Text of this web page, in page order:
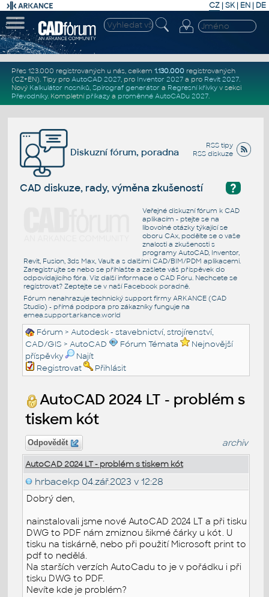
CZ | SK| EN | DE
Přes 123.000 registrovaných u nás, celkem 1.130.000registrovaných
(CZ+EN). Tipy pro AutoCAD 2027, pro Inventor 2027a pro Revit 2027.
Nový Kalkulátor nosníků, Spirograf generátor a Regresní křivkyv sekci
Převodníky. Kompletní příkazya proměnné AutoCADu 2027.
RSS tipy
RSS diskuze
Diskuzní fórum, poradna
?
CAD diskuze, rady, výměna zkušeností
Veřejné diskuzní fórum k CAD
aplikacím - ptejte se na
libovolné otázky týkající se
oboru CAx, podělte se o vaše
znalosti a zkušenosti s
programy AutoCAD, Inventor,
Revit, Fusion, 3ds Max, Vault a s dalšími CAD/BIM/PDM aplikacemi.
Zaregistrujte se nebo se přihlašte a zašlete váš příspěvek do
odpovídajícího fóra. Viz další informace o CAD Fóru. Nechcete se
registrovat? Zeptejte se v naší Facebook poradně.
Fórum nenahrazuje technický support firmy ARKANCE (CAD
Studio) - přímá podpora pro zákazníky funguje na
emea.support.arkance.world
Fórum >Autodesk - stavebnictví, strojírenství,
CAD/GIS >AutoCAD Fórum Témata
Nejnovější
příspěvky
Najít
Registrovat
Přihlásit
AutoCAD 2024 LT - problém s
tiskem kót
Odpovědět archiv
AutoCAD 2024 LT - problém s tiskem kót
hrbacekp 04.zář.2023 v 12:28
Dobrý den,
nainstalovali jsme nové AutoCAD 2024 LT a při tisku
DWG to PDF nám zmiznou šikmé čárky u kót. U
tisku na tiskárně, nebo při použití Microsoft print to
pdf to nedělá.
Na starších verzích AutoCadu to je v pořádku i při
tisku DWG to PDF.
Nevíte kde je problém?